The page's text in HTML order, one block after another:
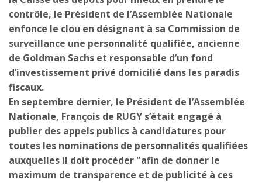
contrôle, le Président de l’Assemblée Nationale
enfonce le clou en désignant à sa Commission de
surveillance une personnalité qualifiée, ancienne
de Goldman Sachs et responsable d’un fond
d’investissement privé domicilié dans les paradis
fiscaux.
En septembre dernier, le Président de l’Assemblée
Nationale, François de RUGY s’était engagé à
publier des appels publics à candidatures pour
toutes les nominations de personnalités qualifiées
auxquelles il doit procéder "afin de donner le
maximum de transparence et de publicité à ces